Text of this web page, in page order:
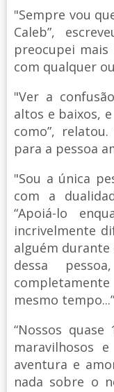
"Sempre vou
Caleb”,
preocupei
com qualquer
"Ver a
altos e baixos,
como”,
para a pessoa
"Sou a única
com a
“Apoiá-lo
incrivelmente
alguém
dessa
mesmo tempo...”
“Nossos
maravilhosos
aventura e
nada sobre o